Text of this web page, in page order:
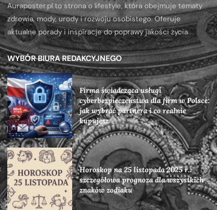
Auraposter.pl to strona o lifestyle, która obejmuje tematy
zdrowia, mody, urody i rozwoju osobistego. Oferuje
aktualne porady i inspiracje do poprawy jakości życia.
WYBÓR BIURA REDAKCYJNEGO
Firma świadcząca usługi
cyberbezpieczeństwa dla firm w Polsce:
jak wybrać partnera i co realnie
kupujesz
Horoskop na 25 listopada 2025 r.:
szczegółowa prognoza dla wszystkich
znaków zodiaku